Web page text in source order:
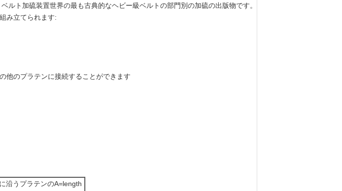
ト加硫装置世界の最も古典的なヘビー級ベルトの部門別の加硫の出版物です。
み立てられます:
他のプラテンに接続することができます
沿うプラテンのA=length